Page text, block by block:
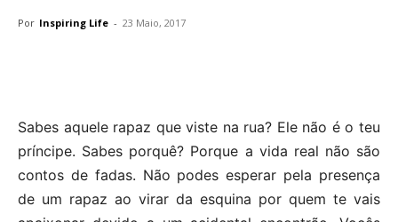
Por Inspiring Life - 23 Maio, 2017
Sabes aquele rapaz que viste na rua? Ele não é o teu
príncipe. Sabes porquê? Porque a vida real não são
contos de fadas. Não podes esperar pela presença
de um rapaz ao virar da esquina por quem te vais